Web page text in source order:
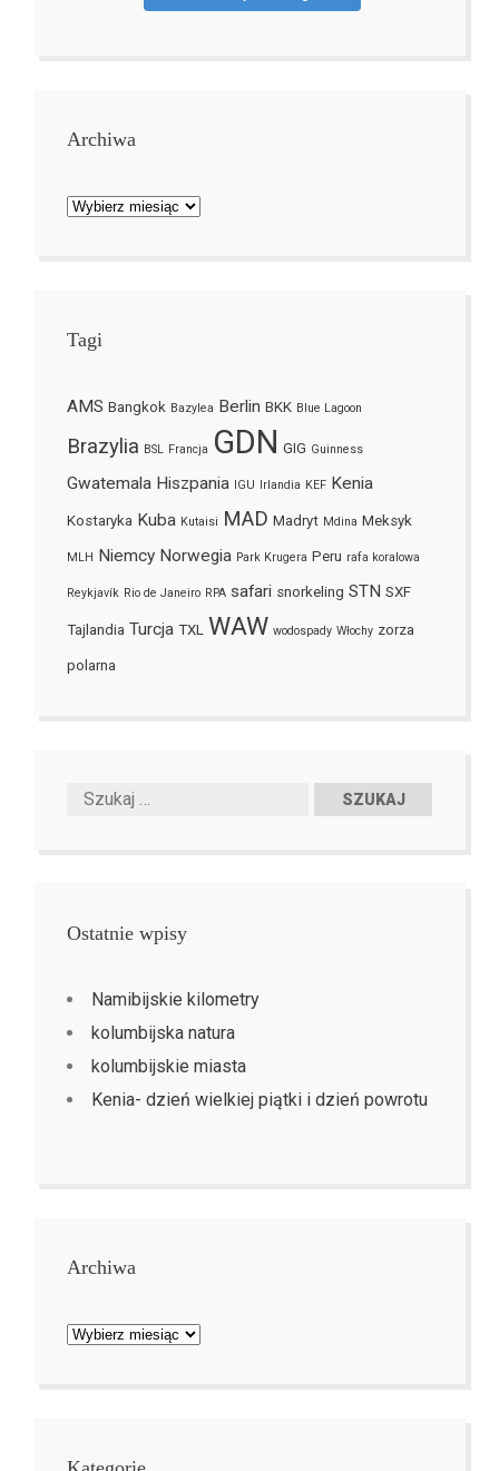
Archiwa
Archiwa
Tagi
AMS Bangkok Bazylea Berlin BKK Blue Lagoon
Brazylia BSL Francja GDN GIG Guinness
Gwatemala Hiszpania IGU Irlandia KEF Kenia
Kostaryka Kuba Kutaisi MAD Madryt Mdina Meksyk
MLH Niemcy Norwegia Park Krugera Peru rafa koralowa
Reykjavík Rio de Janeiro RPA safari snorkeling STN SXF
Tajlandia Turcja TXL WAW wodospady Włochy zorza
polarna
Ostatnie wpisy
Namibijskie kilometry
kolumbijska natura
kolumbijskie miasta
Kenia- dzień wielkiej piątki i dzień powrotu
Archiwa
Archiwa